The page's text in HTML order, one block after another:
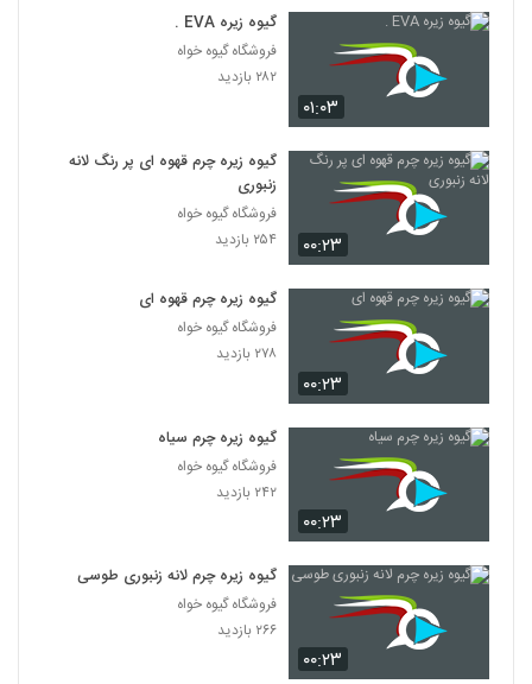
۰۱:۰۳
گیوه زیره EVA .
فروشگاه گیوه خواه
۲۸۲ بازدید
۰۰:۲۳
گیوه زیره چرم قهوه ای پر رنگ لانه
زنبوری
فروشگاه گیوه خواه
۲۵۴ بازدید
۰۰:۲۳
گیوه زیره چرم قهوه ای
فروشگاه گیوه خواه
۲۷۸ بازدید
۰۰:۲۳
گیوه زیره چرم سیاه
فروشگاه گیوه خواه
۲۴۲ بازدید
۰۰:۲۳
گیوه زیره چرم لانه زنبوری طوسی
فروشگاه گیوه خواه
۲۶۶ بازدید